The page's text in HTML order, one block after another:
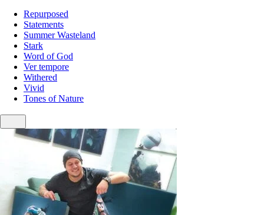
Repurposed
Statements
Summer Wasteland
Stark
Word of God
Ver tempore
Withered
Vivid
Tones of Nature